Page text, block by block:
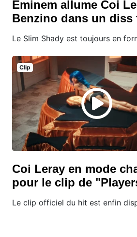
Eminem allume Coi
Benzino dans un diss
Le Slim Shady est toujours en
Clip
Coi Leray en mode
pour le clip de
Le clip officiel du hit est enfin